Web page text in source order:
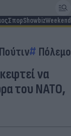
ΣπορShowbizWeekend
να
του ΝΑΤΟ,